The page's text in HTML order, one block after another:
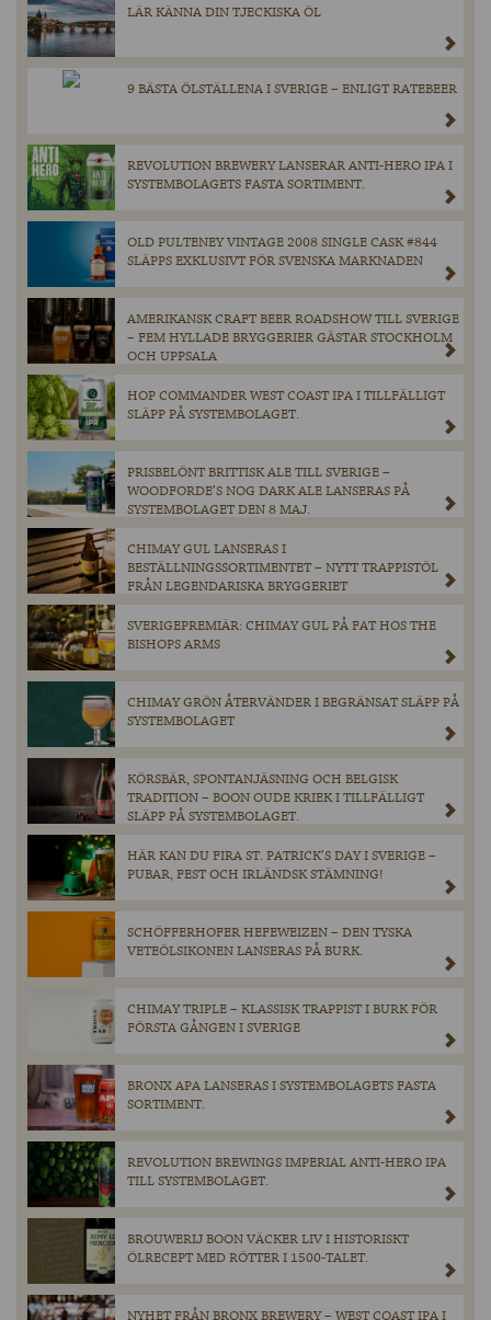
LÄR KÄNNA DIN TJECKISKA ÖL
9 BÄSTA ÖLSTÄLLENA I SVERIGE – ENLIGT RATEBEER
REVOLUTION BREWERY LANSERAR ANTI-HERO IPA I
SYSTEMBOLAGETS FASTA SORTIMENT.
OLD PULTENEY VINTAGE 2008 SINGLE CASK #844
SLÄPPS EXKLUSIVT FÖR SVENSKA MARKNADEN
AMERIKANSK CRAFT BEER ROADSHOW TILL SVERIGE
– FEM HYLLADE BRYGGERIER GÄSTAR STOCKHOLM
OCH UPPSALA
HOP COMMANDER WEST COAST IPA I TILLFÄLLIGT
SLÄPP PÅ SYSTEMBOLAGET.
PRISBELÖNT BRITTISK ALE TILL SVERIGE –
WOODFORDE’S NOG DARK ALE LANSERAS PÅ
SYSTEMBOLAGET DEN 8 MAJ.
CHIMAY GUL LANSERAS I
BESTÄLLNINGSSORTIMENTET – NYTT TRAPPISTÖL
FRÅN LEGENDARISKA BRYGGERIET
SVERIGEPREMIÄR: CHIMAY GUL PÅ FAT HOS THE
BISHOPS ARMS
CHIMAY GRÖN ÅTERVÄNDER I BEGRÄNSAT SLÄPP PÅ
SYSTEMBOLAGET
KÖRSBÄR, SPONTANJÄSNING OCH BELGISK
TRADITION – BOON OUDE KRIEK I TILLFÄLLIGT
SLÄPP PÅ SYSTEMBOLAGET.
HÄR KAN DU FIRA ST. PATRICK’S DAY I SVERIGE –
PUBAR, FEST OCH IRLÄNDSK STÄMNING!
SCHÖFFERHOFER HEFEWEIZEN – DEN TYSKA
VETEÖLSIKONEN LANSERAS PÅ BURK.
CHIMAY TRIPLE – KLASSISK TRAPPIST I BURK FÖR
FÖRSTA GÅNGEN I SVERIGE
BRONX APA LANSERAS I SYSTEMBOLAGETS FASTA
SORTIMENT.
REVOLUTION BREWINGS IMPERIAL ANTI-HERO IPA
TILL SYSTEMBOLAGET.
BROUWERIJ BOON VÄCKER LIV I HISTORISKT
ÖLRECEPT MED RÖTTER I 1500-TALET.
NYHET FRÅN BRONX BREWERY – WEST COAST IPA I